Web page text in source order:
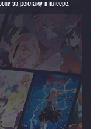
за рекламу в плеере.
плеер!